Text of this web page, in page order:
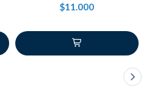
$11.000